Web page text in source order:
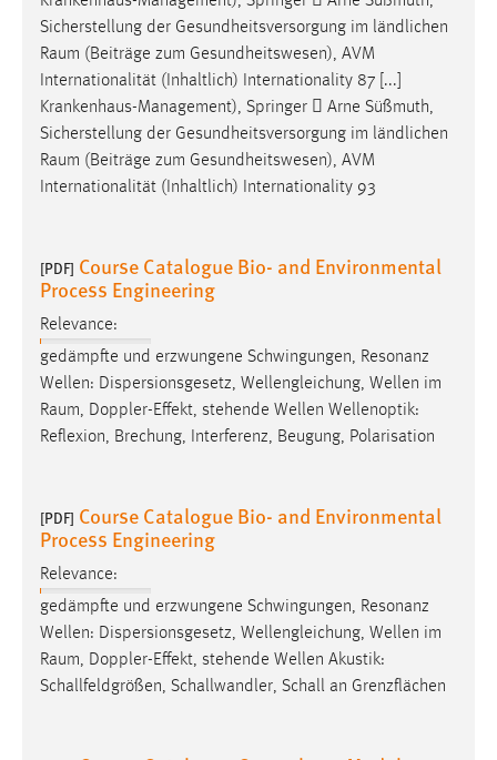
Sicherstellung der Gesundheitsversorgung im ländlichen
Raum (Beiträge zum Gesundheitswesen), AVM
Internationalität (Inhaltlich) Internationality 87 [...]
Krankenhaus-Management), Springer  Arne Süßmuth,
Sicherstellung der Gesundheitsversorgung im ländlichen
Raum (Beiträge zum Gesundheitswesen), AVM
Internationalität (Inhaltlich) Internationality 93
[PDF] Course Catalogue Bio- and Environmental
Process Engineering
Relevance:
gedämpfte und erzwungene Schwingungen, Resonanz
Wellen: Dispersionsgesetz, Wellengleichung, Wellen im
Raum, Doppler-Effekt, stehende Wellen Wellenoptik:
Reflexion, Brechung, Interferenz, Beugung, Polarisation
[PDF] Course Catalogue Bio- and Environmental
Process Engineering
Relevance:
gedämpfte und erzwungene Schwingungen, Resonanz
Wellen: Dispersionsgesetz, Wellengleichung, Wellen im
Raum, Doppler-Effekt, stehende Wellen Akustik:
Schallfeldgrößen, Schallwandler, Schall an Grenzflächen